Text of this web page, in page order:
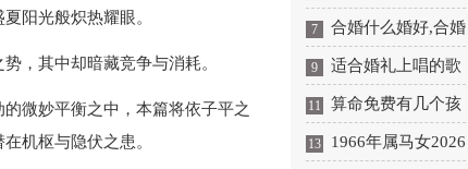
阳光般炽热耀眼。
，其中却暗藏竞争与消耗。
微妙平衡之中，本篇将依子平之
机枢与隐伏之患。
运势 2000年属龙女
2026年运势
7 合婚什么婚好,合婚
9 适合婚礼上唱的歌
90后,适合婚礼唱的歌曲
老歌
11 算命免费有几个孩
子,算命免费算一生有几
13 1966年属马女2026